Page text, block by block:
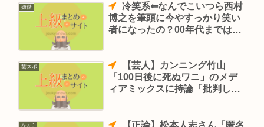
嫌儲
冷笑系⇐なんでこいつら西村
博之を筆頭に今やすっかり笑い
者になったの？00年代まではネ
芸スポ
「100日後に死ぬワニ」のメデ
ィアミックスに持論「批判して